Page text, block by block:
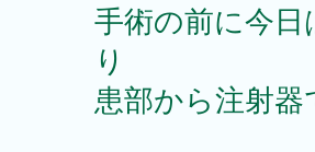
手術の前に今
り
患部から注射